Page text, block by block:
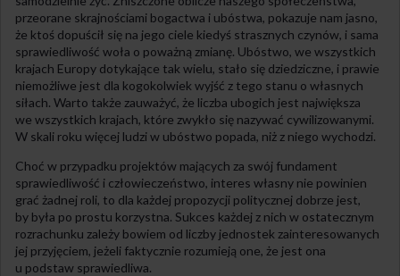
przeorane skrajnościami bogactwa i ubóstwa, pokazuje nam jasno,
że ktoś dopuścił się na jego ciele kiedyś strasznych czynów, i sama
sprawiedliwość woła o poważną zmianę. Ubóstwo, we wszystkich
krajach Europy dotykające tak wielu, stało się dziedziczne, i prawie
niemożliwe jest dla kogokolwiek wyjść z tego stanu o własnych
siłach. Warto także zauważyć, że liczba ubogich jest największa
we wszystkich krajach, które zwykło się nazywać cywilizowanymi.
W skali roku więcej ludzi w ubóstwo popada, niż z niego wychodzi.
Choć w przypadku projektów mających za swój fundament
sprawiedliwość i człowieczeństwo, interes własny nie powinien
grać żadnej roli, to dla każdej propozycji politycznej dobrze jest,
by była po prostu korzystna. Sukces każdej z nich w ostatecznym
rozrachunku zależy bowiem od liczby jednostek zainteresowanych
jej przyjęciem, jeżeli faktycznie rozumieją one, że jest ona
u podstaw sprawiedliwa.